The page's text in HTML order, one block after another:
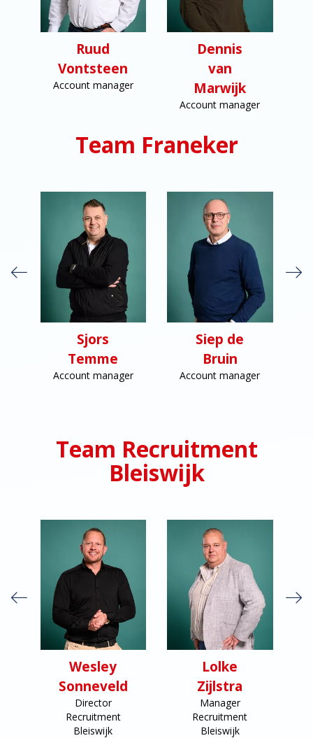
Ruud
Vontsteen
Account manager
Dennis
van
Marwijk
Account manager
Team Franeker
Sjors
Temme
Account manager
Siep de
Bruin
Account manager
Team Recruitment
Bleiswijk
Wesley
Sonneveld
Director
Recruitment
Bleiswijk
Lolke
Zijlstra
Manager
Recruitment
Bleiswijk